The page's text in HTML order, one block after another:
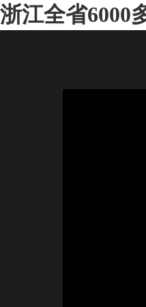
浙江全省6000